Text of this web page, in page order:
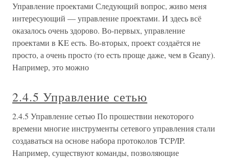
Управление проектами Следующий вопрос, живо меня
интересующий — управление проектами. И здесь всё
оказалось очень здорово. Во-первых, управление
проектами в KE есть. Во-вторых, проект создаётся не
просто, а очень просто (то есть проще даже, чем в Geany).
Например, это можно
2.4.5 Управление сетью
2.4.5 Управление сетью По прошествии некоторого
времени многие инструменты сетевого управления стали
создаваться на основе набора протоколов TCP/IP.
Например, существуют команды, позволяющие